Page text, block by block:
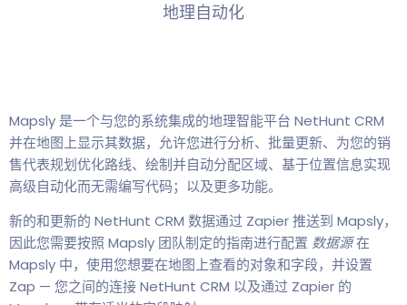
地理自动化
Mapsly 是一个与您的系统集成的地理智能平台 NetHunt CRM
并在地图上显示其数据，允许您进行分析、批量更新、为您的销
售代表规划优化路线、绘制并自动分配区域、基于位置信息实现
高级自动化而无需编写代码；以及更多功能。
新的和更新的 NetHunt CRM 数据通过 Zapier 推送到 Mapsly，
因此您需要按照 Mapsly 团队制定的指南进行配置 数据源在
Mapsly 中，使用您想要在地图上查看的对象和字段，并设置
Zap — 您之间的连接 NetHunt CRM 以及通过 Zapier 的